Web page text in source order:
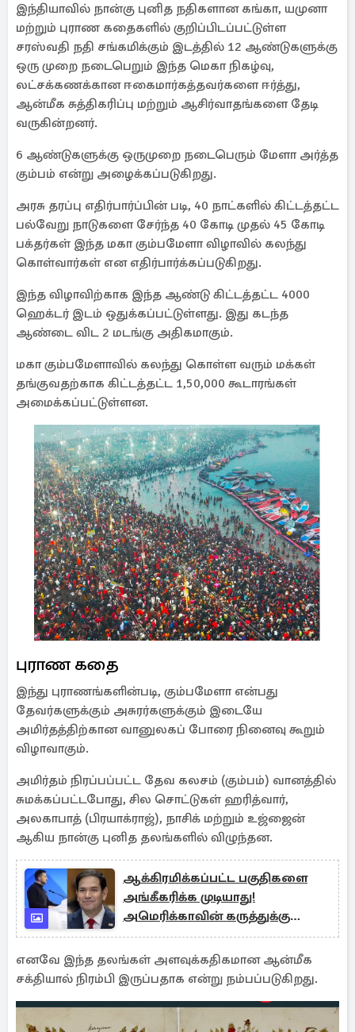
இந்தியாவில் நான்கு புனித நதிகளான கங்கா, யமுனா
மற்றும் புராண கதைகளில் குறிப்பிடப்பட்டுள்ள
சரஸ்வதி நதி சங்கமிக்கும் இடத்தில் 12 ஆண்டுகளுக்கு
ஒரு முறை நடைபெறும் இந்த மெகா நிகழ்வு,
லட்சக்கணக்கான ஈகைமார்கத்தவர்களை ஈர்த்து,
ஆன்மீக சுத்திகரிப்பு மற்றும் ஆசிர்வாதங்களை தேடி
வருகின்றனர்.
6 ஆண்டுகளுக்கு ஒருமுறை நடைபெரும் மேளா அர்த்த
கும்பம் என்று அழைக்கப்படுகிறது.
அரசு தரப்பு எதிர்பார்ப்பின் படி, 40 நாட்களில் கிட்டத்தட்ட
பல்வேறு நாடுகளை சேர்ந்த 40 கோடி முதல் 45 கோடி
பக்தர்கள் இந்த மகா கும்பமேளா விழாவில் கலந்து
கொள்வார்கள் என எதிர்பார்க்கப்படுகிறது.
இந்த விழாவிற்காக இந்த ஆண்டு கிட்டத்தட்ட 4000
ஹெக்டர் இடம் ஒதுக்கப்பட்டுள்ளது. இது கடந்த
ஆண்டை விட 2 மடங்கு அதிகமாகும்.
மகா கும்பமேளாவில் கலந்து கொள்ள வரும் மக்கள்
தங்குவதற்காக கிட்டத்தட்ட 1,50,000 கூடாரங்கள்
அமைக்கப்பட்டுள்ளன.
புராண கதை
இந்து புராணங்களின்படி, கும்பமேளா என்பது
தேவர்களுக்கும் அசுரர்களுக்கும் இடையே
அமிர்தத்திற்கான வானுலகப் போரை நினைவு கூறும்
விழாவாகும்.
அமிர்தம் நிரப்பப்பட்ட தேவ கலசம் (கும்பம்) வானத்தில்
சுமக்கப்பட்டபோது, சில சொட்டுகள் ஹரித்வார்,
அலகாபாத் (பிரயாக்ராஜ்), நாசிக் மற்றும் உஜ்ஜைன்
ஆகிய நான்கு புனித தலங்களில் விழுந்தன.
ஆக்கிரமிக்கப்பட்ட பகுதிகளை
அங்கீகரிக்க முடியாது!
அமெரிக்காவின் கருத்துக்கு
ஜெலென்ஸ்கி பதிலடி
எனவே இந்த தலங்கள் அளவுக்கதிகமான ஆன்மீக
சக்தியால் நிரம்பி இருப்பதாக என்று நம்பப்படுகிறது.